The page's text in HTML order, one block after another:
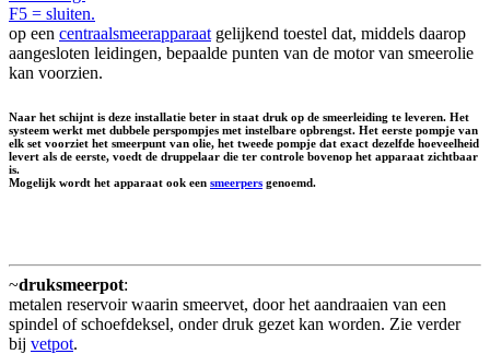
F5 = sluiten.
op een centraalsmeerapparaat gelijkend toestel dat, middels daarop
aangesloten leidingen, bepaalde punten van de motor van smeerolie
kan voorzien.
Naar het schijnt is deze installatie beter in staat druk op de smeerleiding te leveren. Het
systeem werkt met dubbele perspompjes met instelbare opbrengst. Het eerste pompje van
elk set voorziet het smeerpunt van olie, het tweede pompje dat exact dezelfde hoeveelheid
levert als de eerste, voedt de druppelaar die ter controle bovenop het apparaat zichtbaar
is.
Mogelijk wordt het apparaat ook een smeerpers genoemd.
~druksmeerpot:
metalen reservoir waarin smeervet, door het aandraaien van een
spindel of schoefdeksel, onder druk gezet kan worden. Zie verder
bij vetpot.